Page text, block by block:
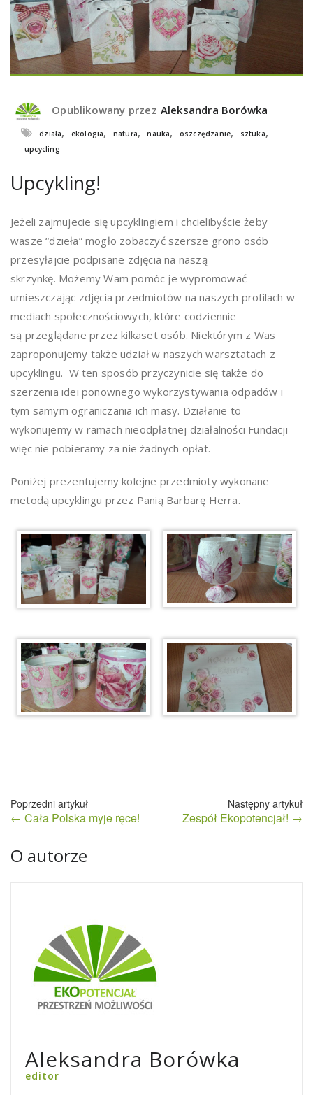
Opublikowany przez Aleksandra Borówka
działa, ekologia, natura, nauka, oszczędzanie, sztuka,
upcycling
Upcykling!
Jeżeli zajmujecie się upcyklingiem i chcielibyście żeby
wasze “dzieła” mogło zobaczyć szersze grono osób
przesyłajcie podpisane zdjęcia na naszą
skrzynkę. Możemy Wam pomóc je wypromować
umieszczając zdjęcia przedmiotów na naszych profilach w
mediach społecznościowych, które codziennie
są przeglądane przez kilkaset osób. Niektórym z Was
zaproponujemy także udział w naszych warsztatach z
upcyklingu. W ten sposób przyczynicie się także do
szerzenia idei ponownego wykorzystywania odpadów i
tym samym ograniczania ich masy. Działanie to
wykonujemy w ramach nieodpłatnej działalności Fundacji
więc nie pobieramy za nie żadnych opłat.
Poniżej prezentujemy kolejne przedmioty wykonane
metodą upcyklingu przez Panią Barbarę Herra.
Nawigacja
wpisu
← Cała Polska myje ręce! Zespół Ekopotencjał! →
O autorze
Aleksandra Borówka
editor